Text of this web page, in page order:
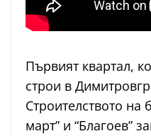
Първият квартал,
строи в
Строителството на
март” и “Благоев”